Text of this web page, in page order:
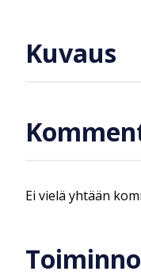
Kuvaus
Ei vielä yhtään